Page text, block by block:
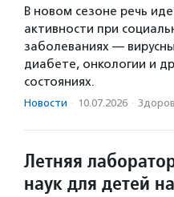
В новом сезоне речь
активности при
заболеваниях —
диабете, онкологии и
состояниях.
Новости · 10.07.2026 ·
Летняя
наук для детей